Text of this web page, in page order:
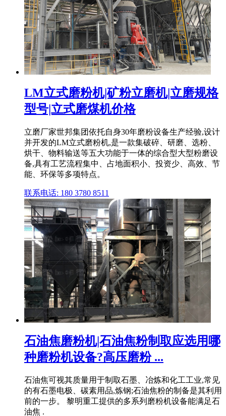
LM立式磨粉机|矿粉立磨机|立磨规格
型号|立式磨煤机价格
立磨厂家世邦集团依托自身30年磨粉设备生产经验,设计
并开发的LM立式磨粉机,是一款集破碎、研磨、选粉、
烘干、物料输送等五大功能于一体的综合型大型粉磨设
备,具有工艺流程集中、占地面积小、投资少、高效、节
能、环保等多项特点。
联系电话: 180 3780 8511
石油焦磨粉机|石油焦粉制取应选用哪
种磨粉机设备?高压磨粉 ...
石油焦可视其质量用于制取石墨、冶炼和化工工业,常见
的有石墨电极、碳素用品,炼钢;石油焦粉的制备是其利用
前的一步。 黎明重工提供的多系列磨粉机设备能满足石
油焦 .